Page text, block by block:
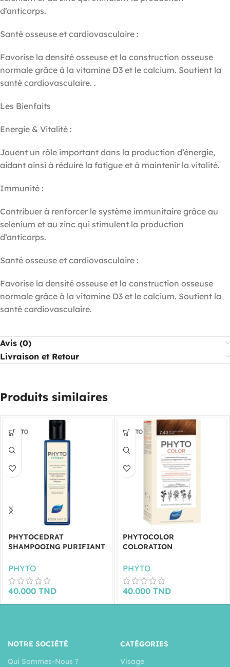
d’anticorps.
Santé osseuse et cardiovasculaire :
Favorise la densité osseuse et la construction osseuse
normale grâce à la vitamine D3 et le calcium. Soutient la
santé cardiovasculaire. .
Les Bienfaits
Energie & Vitalité :
Jouent un rôle important dans la production d’énergie,
aidant ainsi à réduire la fatigue et à maintenir la vitalité.
Immunité :
Contribuer à renforcer le système immunitaire grâce au
selenium et au zinc qui stimulent la production
d’anticorps.
Santé osseuse et cardiovasculaire :
Favorise la densité osseuse et la construction osseuse
normale grâce à la vitamine D3 et le calcium. Soutient la
santé cardiovasculaire.
Avis (0)
Livraison et Retour
Produits similaires
PHYTOCEDRAT
SHAMPOOING PURIFIANT
PHYTO
40.000 TND
PHYTOCOLOR
COLORATION
CUIVRÉ DORÉ-7.43
PHYTO
40.000 TND
NOTRE SOCIÉTÉ
Qui Sommes-Nous ?
CATÉGORIES
Visage